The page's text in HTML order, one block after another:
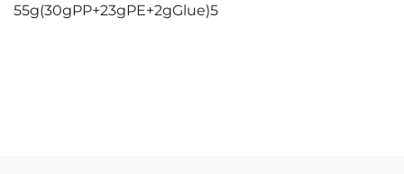
55g(30gPP+23gPE+2gGlue)5